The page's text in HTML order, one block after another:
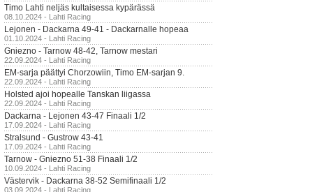
Timo Lahti neljäs kultaisessa kypärässä
08.10.2024 - Lahti Racing
Lejonen - Dackarna 49-41 - Dackarnalle hopeaa
01.10.2024 - Lahti Racing
Gniezno - Tarnow 48-42, Tarnow mestari
22.09.2024 - Lahti Racing
EM-sarja päättyi Chorzowiin, Timo EM-sarjan 9.
22.09.2024 - Lahti Racing
Holsted ajoi hopealle Tanskan liigassa
22.09.2024 - Lahti Racing
Dackarna - Lejonen 43-47 Finaali 1/2
17.09.2024 - Lahti Racing
Stralsund - Gustrow 43-41
17.09.2024 - Lahti Racing
Tarnow - Gniezno 51-38 Finaali 1/2
10.09.2024 - Lahti Racing
Västervik - Dackarna 38-52 Semifinaali 1/2
03.09.2024 - Lahti Racing